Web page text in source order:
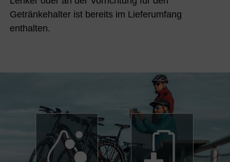
Getränkehalter ist bereits im Lieferumfang
enthalten.